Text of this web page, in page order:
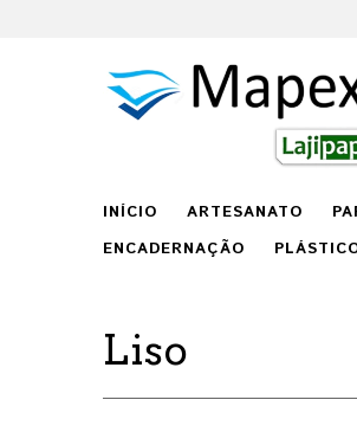
INÍCIO ARTESANATO
ENCADERNAÇÃO
Liso